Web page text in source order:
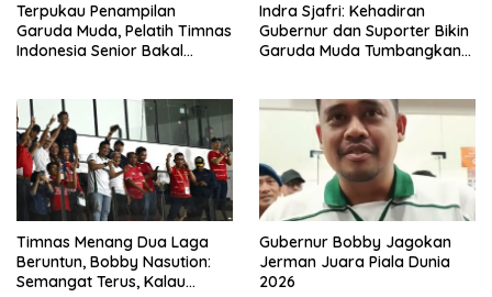
Terpukau Penampilan
Garuda Muda, Pelatih Timnas
Indonesia Senior Bakal
Indra Sjafri: Kehadiran
Gubernur dan Suporter Bikin
Garuda Muda Tumbangkan
Timnas Menang Dua Laga
Beruntun, Bobby Nasution:
Semangat Terus, Kalau
Gubernur Bobby Jagokan
Jerman Juara Piala Dunia
2026